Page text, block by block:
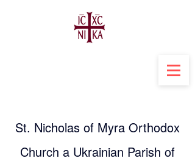
St. Nicholas of Myra Orthodox
Church a Ukrainian Parish of